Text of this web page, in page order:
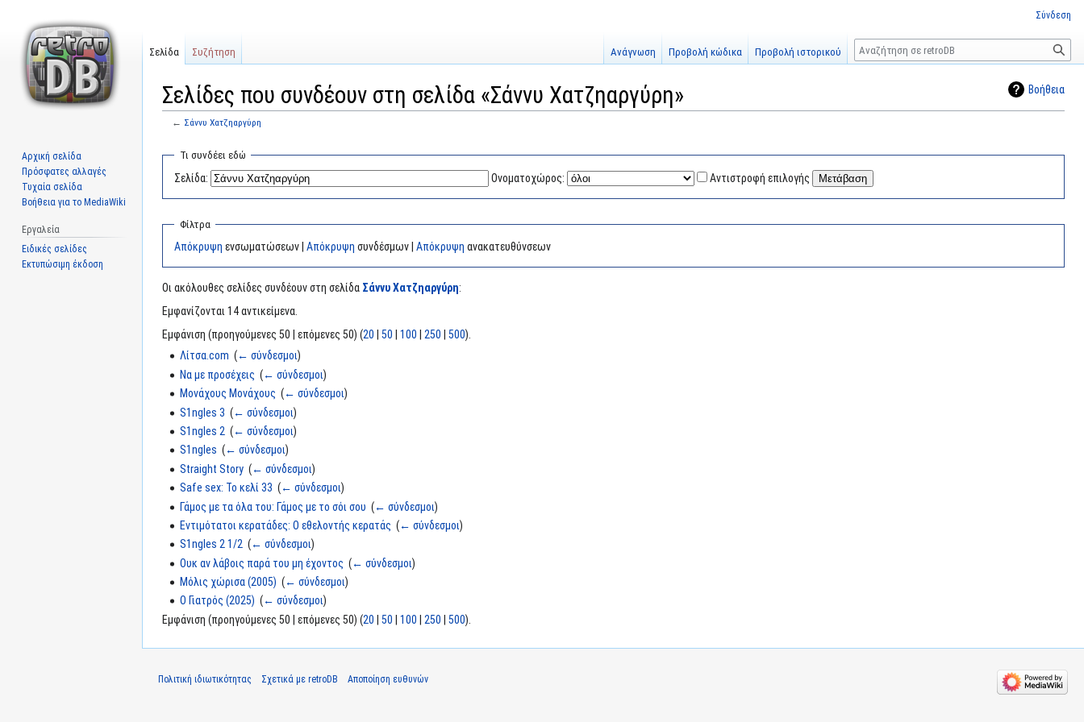
Βοήθεια
Σελίδες που συνδέουν στη σελίδα «Σάννυ Χατζηαργύρη»
← Σάννυ Χατζηαργύρη
Μετάβαση
πλοήγηση
Πήδηση
αναζήτηση
Τι συνδέει εδώ
Σελίδα: Ονοματοχώρος: Αντιστροφή επιλογής
Φίλτρα
Απόκρυψη ενσωματώσεων | Απόκρυψη συνδέσμων | Απόκρυψη ανακατευθύνσεων
Οι ακόλουθες σελίδες συνδέουν στη σελίδα Σάννυ Χατζηαργύρη:
Εμφανίζονται 14 αντικείμενα.
Εμφάνιση (προηγούμενες 50 | επόμενες 50) (20 50 100 250 500).
Λίτσα.com ‎(← σύνδεσμοι)
Να με προσέχεις ‎(← σύνδεσμοι)
Μονάχους Μονάχους ‎(← σύνδεσμοι)
S1ngles 3 ‎(← σύνδεσμοι)
S1ngles 2 ‎(← σύνδεσμοι)
S1ngles ‎(← σύνδεσμοι)
Straight Story ‎(← σύνδεσμοι)
Safe sex: Το κελί 33 ‎(← σύνδεσμοι)
Γάμος με τα όλα του: Γάμος με το σόι σου ‎(← σύνδεσμοι)
Εντιμότατοι κερατάδες: Ο εθελοντής κερατάς ‎(← σύνδεσμοι)
S1ngles 2 1/2 ‎(← σύνδεσμοι)
Ουκ αν λάβοις παρά του μη έχοντος ‎(← σύνδεσμοι)
Μόλις χώρισα (2005) ‎(← σύνδεσμοι)
Ο Γιατρός (2025) ‎(← σύνδεσμοι)
Εμφάνιση (προηγούμενες 50 | επόμενες 50) (20 50 100 250 500).
Σύνδεση
Σελίδα Συζήτηση Ανάγνωση Προβολή κώδικα Προβολή ιστορικού
Αναζήτηση
Αρχική σελίδα
Πρόσφατες αλλαγές
Τυχαία σελίδα
Βοήθεια για το MediaWiki
Εργαλεία
Ειδικές σελίδες
Εκτυπώσιμη έκδοση
Πολιτική ιδιωτικότητας Σχετικά με retroDB Αποποίηση ευθυνών